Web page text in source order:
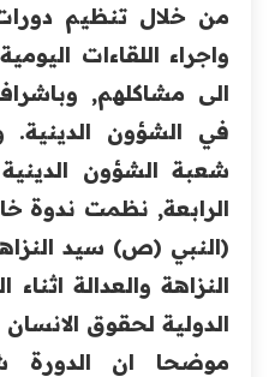
من خلال تنظيم
واجراء اللقاءات
الى مشاكلهم,
في الشؤون الدينية.
شعبة الشؤون
الرابعة, نظمت ندوة
(النبي (ص) سيد
النزاهة والعدالة
الدولية لحقوق
موضحا ان